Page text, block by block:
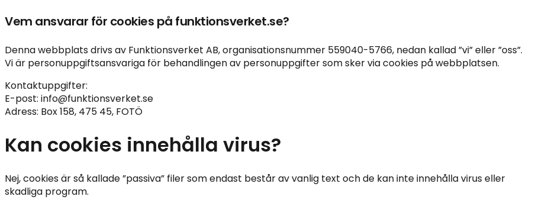
Vem ansvarar för cookies på funktionsverket.se?
Denna webbplats drivs av Funktionsverket AB, organisationsnummer 559040-5766, nedan kallad ”vi” eller ”oss”.
Vi är personuppgiftsansvariga för behandlingen av personuppgifter som sker via cookies på webbplatsen.
Kontaktuppgifter:
E-post: info@funktionsverket.se
Adress: Box 158, 475 45, FOTÖ
Kan cookies innehålla virus?
Nej, cookies är så kallade ”passiva” filer som endast består av vanlig text och de kan inte innehålla virus eller
skadliga program.